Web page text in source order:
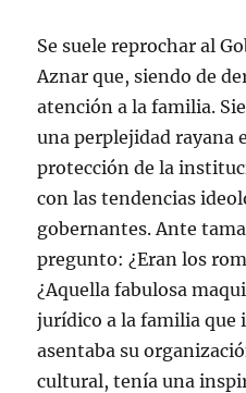
Se suele reprochar al
Aznar que, siendo de
atención a la familia.
una perplejidad rayana
protección de la
con las tendencias
gobernantes. Ante
pregunto: ¿Eran los
¿Aquella fabulosa
jurídico a la familia que
asentaba su
cultural, tenía una